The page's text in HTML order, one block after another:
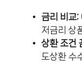
금리 비교:
저금리 상
상환 조건
도상환 수